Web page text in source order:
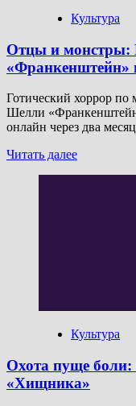
Культура
Отцы и монстры:
«Франкенштейн»
Готический хоррор по
Шелли
онлайн через два
Читать далееПрочитать
Культура
Охота пуще боли:
«Хищника»